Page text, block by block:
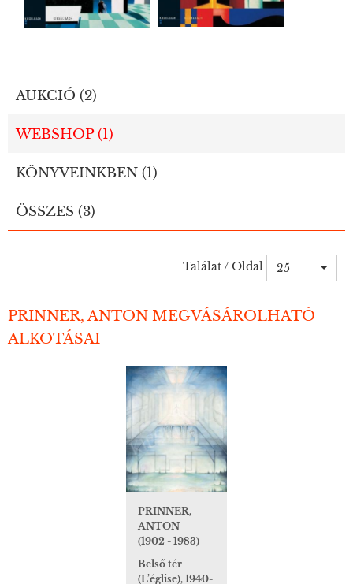
AUKCIÓ (2)
WEBSHOP (1)
KÖNYVEINKBEN (1)
ÖSSZES (3)
Találat / Oldal 25
PRINNER, ANTON MEGVÁSÁROLHATÓ
ALKOTÁSAI
PRINNER,
ANTON
(1902 - 1983)
Belső tér
(L’église), 1940-